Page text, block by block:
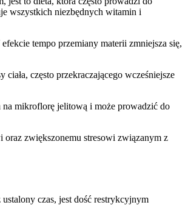
wszystkich niezbędnych witamin i
tempo przemiany materii zmniejsza się,
często przekraczającego wcześniejsze
na mikroflorę jelitową i może prowadzić do
zwiększonemu stresowi związanym z
czas, jest dość restrykcyjnym